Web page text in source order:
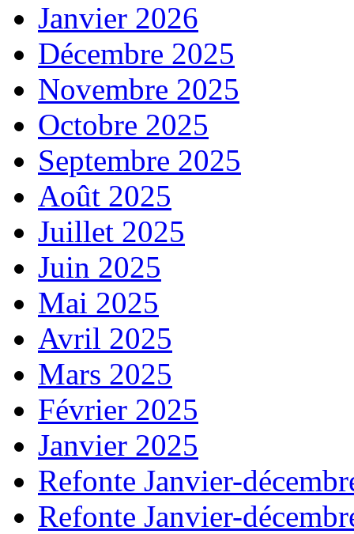
Janvier 2026
Décembre 2025
Novembre 2025
Octobre 2025
Septembre 2025
Août 2025
Juillet 2025
Juin 2025
Mai 2025
Avril 2025
Mars 2025
Février 2025
Janvier 2025
Refonte Janvier-
Refonte Janvier-